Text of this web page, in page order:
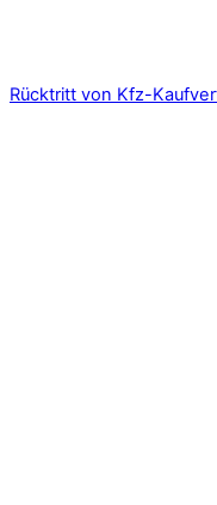
Rücktritt von Kfz-